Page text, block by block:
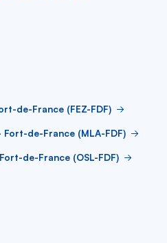
de-France (FEZ-FDF)
de-France (MLA-FDF)
de-France (OSL-FDF)